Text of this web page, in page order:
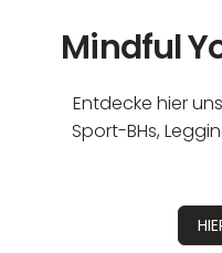
Mindful
Entdecke hier
Sport-BHs,